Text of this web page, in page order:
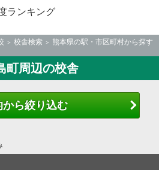
ランキング
校舎検索
熊本県の駅・市区町村から探す
町周辺の校舎
から絞り込む